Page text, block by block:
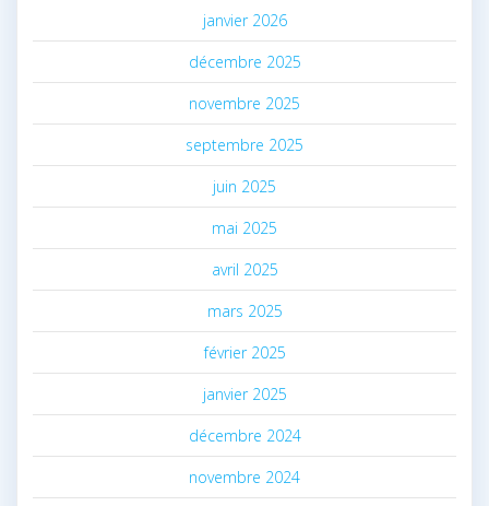
janvier 2026
décembre 2025
novembre 2025
septembre 2025
juin 2025
mai 2025
avril 2025
mars 2025
février 2025
janvier 2025
décembre 2024
novembre 2024